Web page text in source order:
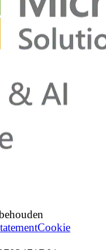
Cookie